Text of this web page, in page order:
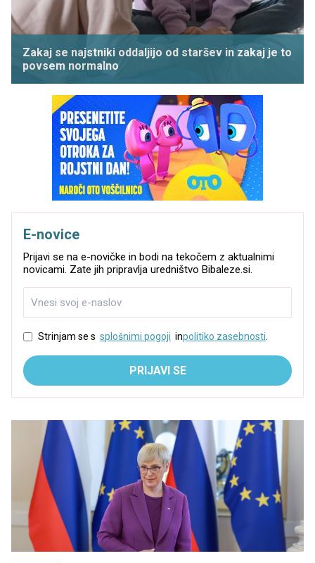
Zakaj se najstniki oddaljijo od staršev in zakaj je to
povsem normalno
E-novice
Prijavi se na e-novičke in bodi na tekočem z aktualnimi
novicami. Zate jih pripravlja uredništvo Bibaleze.si.
Strinjam se s splošnimi pogoji inpolitiko zasebnosti
PRIJAVI SE